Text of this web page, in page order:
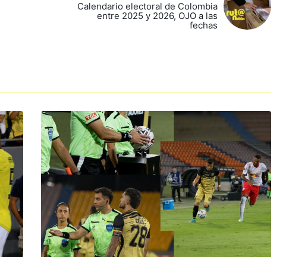
Calendario electoral de Colombia
entre 2025 y 2026, OJO a las
fechas